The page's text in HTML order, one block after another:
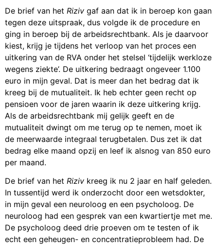
De brief van het Riziv gaf aan dat ik in beroep kon gaan
tegen deze uitspraak, dus volgde ik de procedure en
ging in beroep bij de arbeidsrechtbank. Als je daarvoor
kiest, krijg je tijdens het verloop van het proces een
uitkering van de RVA onder het stelsel ‘tijdelijk werkloze
wegens ziekte’. De uitkering bedraagt ongeveer 1.100
euro in mijn geval. Dat is meer dan het bedrag dat ik
kreeg bij de mutualiteit. Ik heb echter geen recht op
pensioen voor de jaren waarin ik deze uitkering krijg.
Als de arbeidsrechtbank mij gelijk geeft en de
mutualiteit dwingt om me terug op te nemen, moet ik
de meerwaarde integraal terugbetalen. Dus zet ik dat
bedrag elke maand opzij en leef ik alsnog van 850 euro
per maand.
De brief van het Riziv kreeg ik nu 2 jaar en half geleden.
In tussentijd werd ik onderzocht door een wetsdokter,
in mijn geval een neuroloog en een psycholoog. De
neuroloog had een gesprek van een kwartiertje met me.
De psycholoog deed drie proeven om te testen of ik
echt een geheugen- en concentratieprobleem had. De